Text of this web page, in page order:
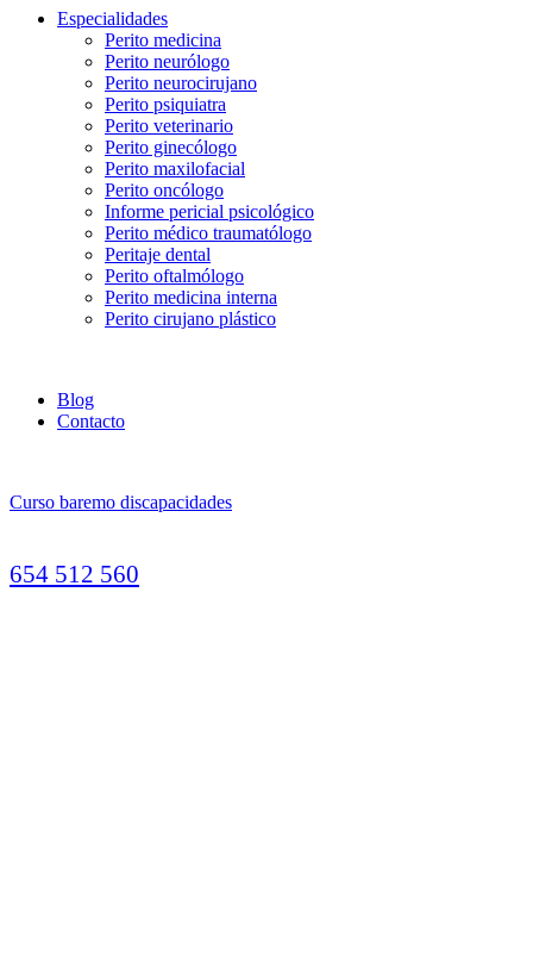
Especialidades
Perito medicina
Perito neurólogo
Perito neurocirujano
Perito psiquiatra
Perito veterinario
Perito ginecólogo
Perito maxilofacial
Perito oncólogo
Informe pericial psicológico
Perito médico traumatólogo
Peritaje dental
Perito oftalmólogo
Perito medicina interna
Perito cirujano plástico
Blog
Contacto
Curso baremo discapacidades
654 512 560